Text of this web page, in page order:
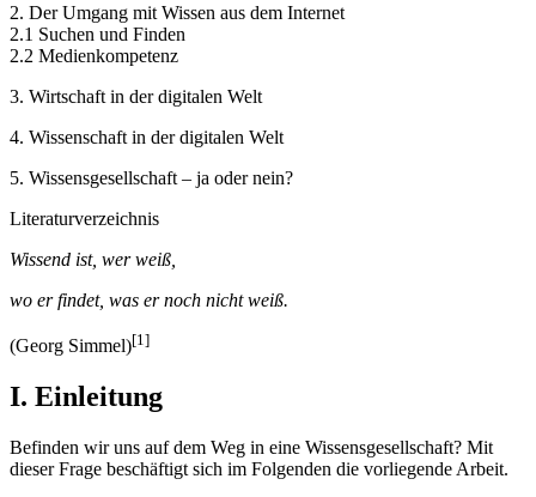
2. Der Umgang mit Wissen aus dem Internet
2.1 Suchen und Finden
2.2 Medienkompetenz
3. Wirtschaft in der digitalen Welt
4. Wissenschaft in der digitalen Welt
5. Wissensgesellschaft – ja oder nein?
Literaturverzeichnis
Wissend ist, wer weiß,
wo er findet, was er noch nicht weiß.
(Georg Simmel)[1]
I. Einleitung
Befinden wir uns auf dem Weg in eine Wissensgesellschaft? Mit
dieser Frage beschäftigt sich im Folgenden die vorliegende Arbeit.